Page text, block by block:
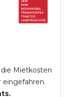
Mietkosten
eingefahren.